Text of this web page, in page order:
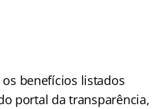
benefícios listados
portal da transparência,